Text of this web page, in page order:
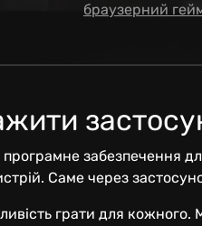
браузерний
забезпечення
Саме через
грати для